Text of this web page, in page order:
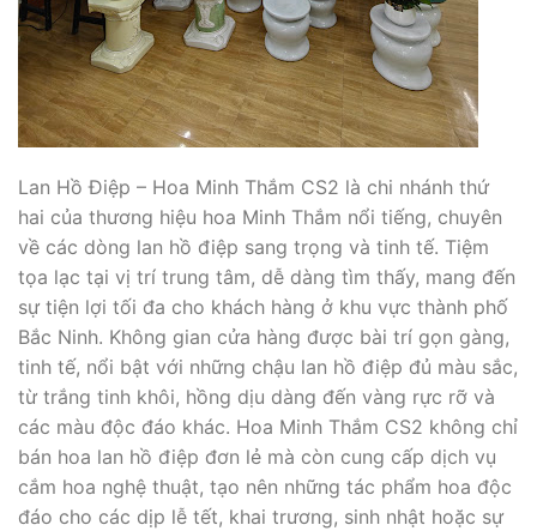
Lan Hồ Điệp – Hoa Minh Thắm CS2 là chi nhánh thứ
hai của thương hiệu hoa Minh Thắm nổi tiếng, chuyên
về các dòng lan hồ điệp sang trọng và tinh tế. Tiệm
tọa lạc tại vị trí trung tâm, dễ dàng tìm thấy, mang đến
sự tiện lợi tối đa cho khách hàng ở khu vực thành phố
Bắc Ninh. Không gian cửa hàng được bài trí gọn gàng,
tinh tế, nổi bật với những chậu lan hồ điệp đủ màu sắc,
từ trắng tinh khôi, hồng dịu dàng đến vàng rực rỡ và
các màu độc đáo khác. Hoa Minh Thắm CS2 không chỉ
bán hoa lan hồ điệp đơn lẻ mà còn cung cấp dịch vụ
cắm hoa nghệ thuật, tạo nên những tác phẩm hoa độc
đáo cho các dịp lễ tết, khai trương, sinh nhật hoặc sự